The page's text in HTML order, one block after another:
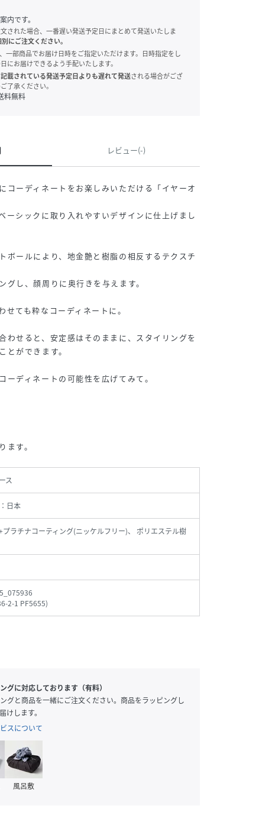
内です。
された場合、一番遅い発送予定日にまとめて発送いたしま
にご注文ください。
部商品でお届け日時をご指定いただけます。日時指定をし
にお届けできるよう手配いたします。
載されている発送予定日よりも遅れて発送される場合がござ
了承ください。
料無料
レビュー(-)
コーディネートをお楽しみいただける「イヤーオ
ーシックに取り入れやすいデザインに仕上げまし
ボールにより、地金艶と樹脂の相反するテクスチ
グし、顔周りに奥行きを与えます。
ても粋なコーディネートに。
わせると、安定感はそのままに、スタイリングを
とができます。
ーディネートの可能性を広げてみて。
す。
ス
日本
プラチナコーティング(ニッケルフリー)、 ポリエステル樹
2-1 PF5655)
グに対応しております（有料）
グと商品を一緒にご注文ください。商品をラッピングし
けします。
スについて
風呂敷